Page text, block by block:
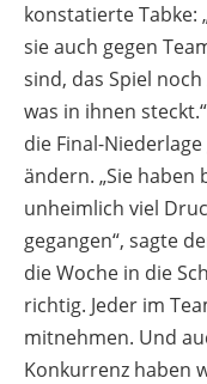
konstatierte Tabke:
sie auch gegen
sind, das Spiel
was in ihnen
die Final-
ändern. „Sie
unheimlich viel
gegangen“, sagte
die Woche in die
richtig. Jeder im
mitnehmen. Und
Konkurrenz haben